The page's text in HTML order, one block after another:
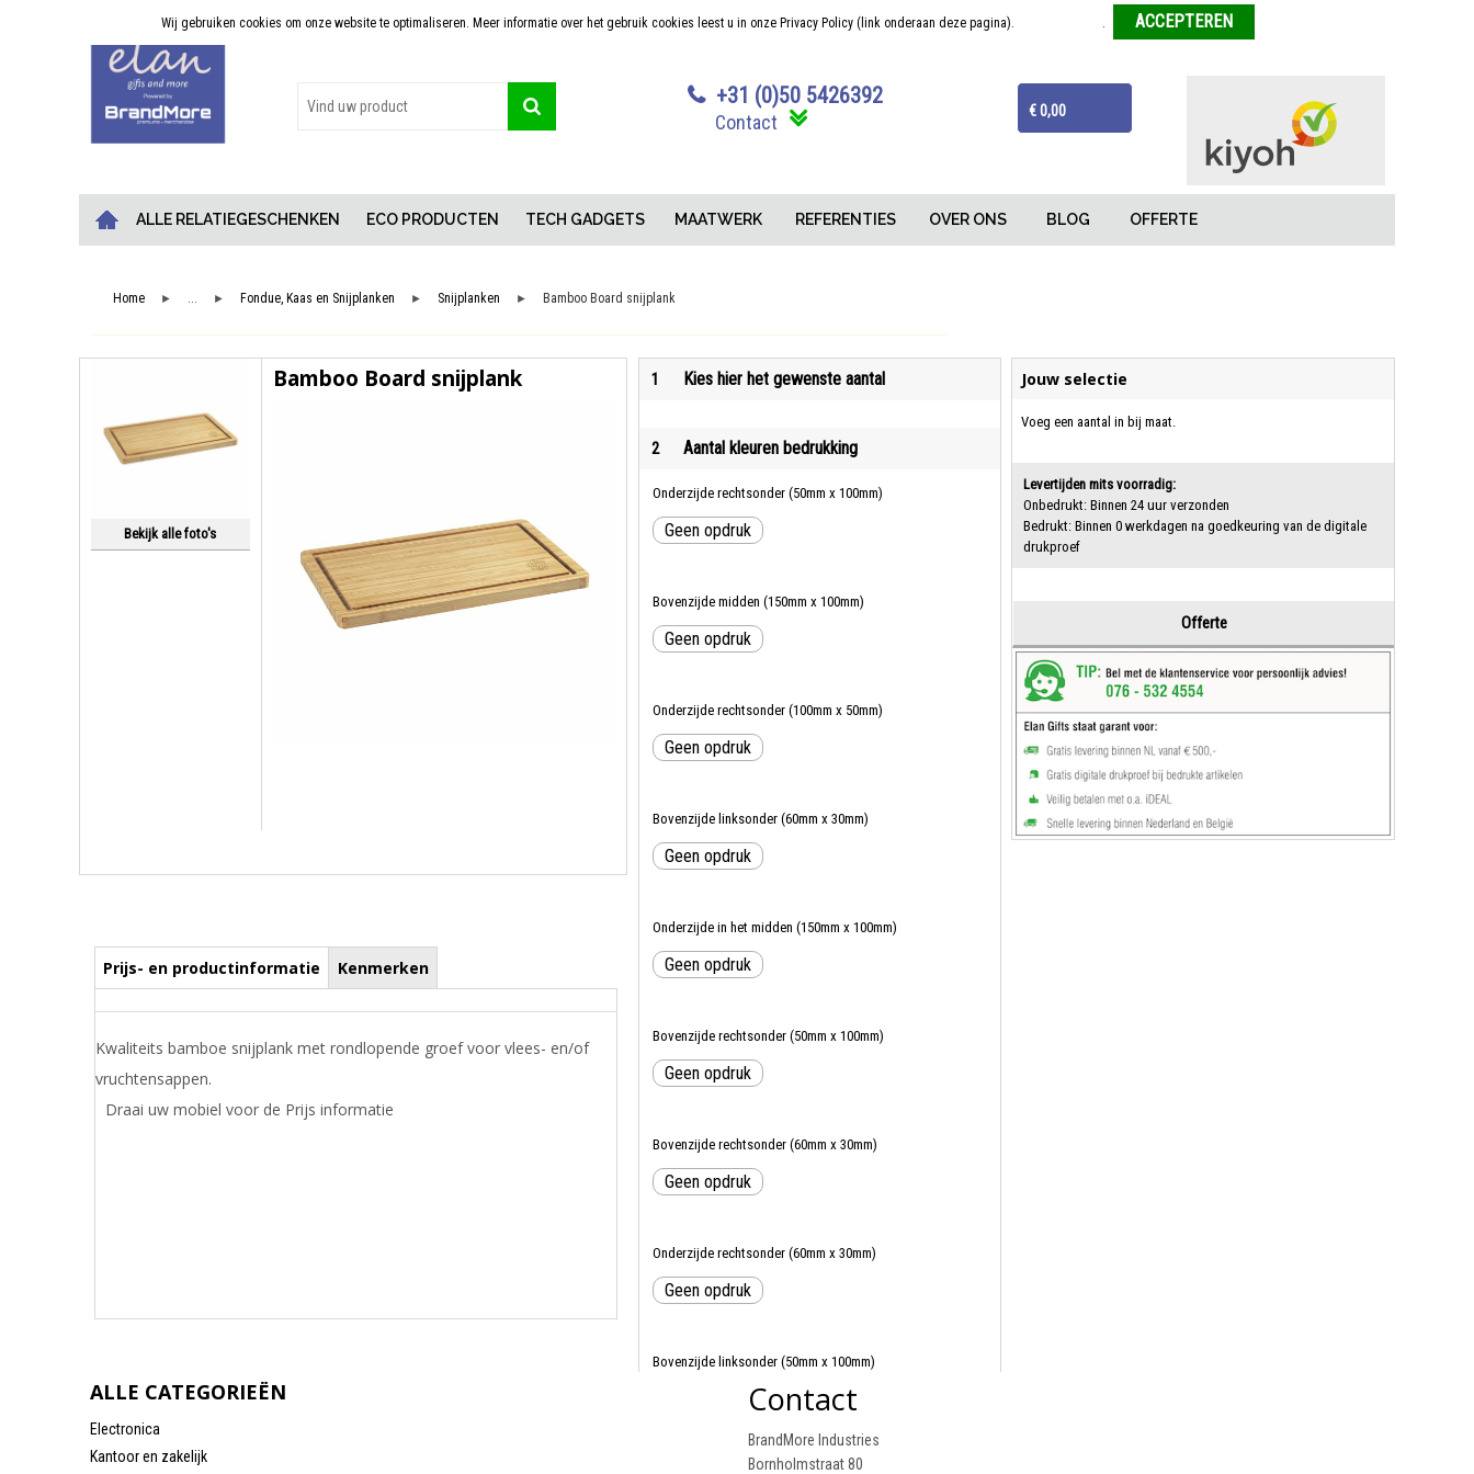
Persoonlijk advies Sterk in maatwerk Concurrerende prijzen Van tekentafel tot eindproduct
€ 0,00
+31 (0)50 5426392
Contact
ALLE RELATIEGESCHENKEN ECO PRODUCTEN TECH GADGETS MAATWERK REFERENTIES OVER ONS BLOG OFFERTE
Home ► ... ► Fondue, Kaas en Snijplanken ► Snijplanken ► Bamboo Board snijplank
1 Kies hier het gewenste aantal
2 Aantal kleuren bedrukking
Onderzijde rechtsonder (50mm x 100mm)
Geen opdruk
Bovenzijde midden (150mm x 100mm)
Geen opdruk
Onderzijde rechtsonder (100mm x 50mm)
Geen opdruk
Bovenzijde linksonder (60mm x 30mm)
Geen opdruk
Onderzijde in het midden (150mm x 100mm)
Geen opdruk
Bovenzijde rechtsonder (50mm x 100mm)
Geen opdruk
Bovenzijde rechtsonder (60mm x 30mm)
Geen opdruk
Onderzijde rechtsonder (60mm x 30mm)
Geen opdruk
Bovenzijde linksonder (50mm x 100mm)
Geen opdruk
Bovenzijde rechts (60mm x 30mm)
Jouw selectie
Voeg een aantal in bij maat.
Levertijden mits voorradig:
Onbedrukt: Binnen 24 uur verzonden
Bedrukt: Binnen 0 werkdagen na goedkeuring van de digitale
drukproef
Offerte
Bekijk alle foto's
Bamboo Board snijplank
Prijs- en productinformatie Kenmerken
Kwaliteits bamboe snijplank met rondlopende groef voor vlees- en/of
vruchtensappen.
Draai uw mobiel voor de Prijs informatie
Contact
BrandMore Industries
Bornholmstraat 80
ALLE CATEGORIEËN
Electronica
Kantoor en zakelijk
Wij gebruiken cookies om onze website te optimaliseren. Meer informatie over het gebruik cookies leest u in onze Privacy Policy (link onderaan deze pagina). .